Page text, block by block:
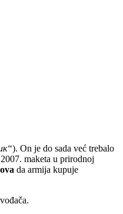
“). On je do sada već trebalo
maketa u prirodnoj
da armija kupuje